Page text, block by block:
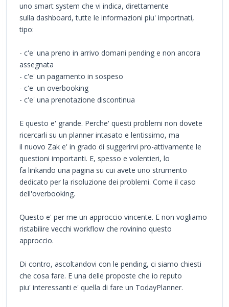
uno smart system che vi indica, direttamente
sulla dashboard, tutte le informazioni piu' importnati,
tipo:
- c'e' una preno in arrivo domani pending e non ancora
assegnata
- c'e' un pagamento in sospeso
- c'e' un overbooking
- c'e' una prenotazione discontinua
E questo e' grande. Perche' questi problemi non dovete
ricercarli su un planner intasato e lentissimo, ma
il nuovo Zak e' in grado di suggerirvi pro-attivamente le
questioni importanti. E, spesso e volentieri, lo
fa linkando una pagina su cui avete uno strumento
dedicato per la risoluzione dei problemi. Come il caso
dell'overbooking.
Questo e' per me un approccio vincente. E non vogliamo
ristabilire vecchi workflow che rovinino questo
approccio.
Di contro, ascoltandovi con le pending, ci siamo chiesti
che cosa fare. E una delle proposte che io reputo
piu' interessanti e' quella di fare un TodayPlanner.